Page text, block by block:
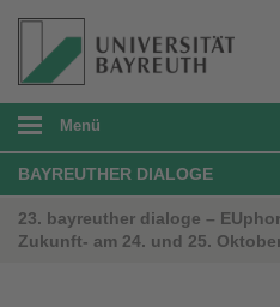
Menü
BAYREUTHER DIALOGE
23. bayreuther dialoge –
Zukunft- am 24. und 25.